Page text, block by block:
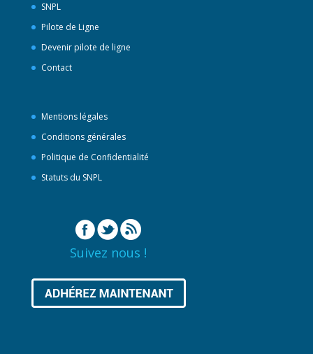
SNPL
Pilote de Ligne
Devenir pilote de ligne
Contact
Mentions légales
Conditions générales
Politique de Confidentialité
Statuts du SNPL
Suivez nous !